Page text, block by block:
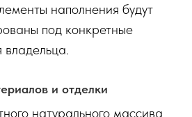
наполнения будут
под конкретные
и отделки
натурального массива